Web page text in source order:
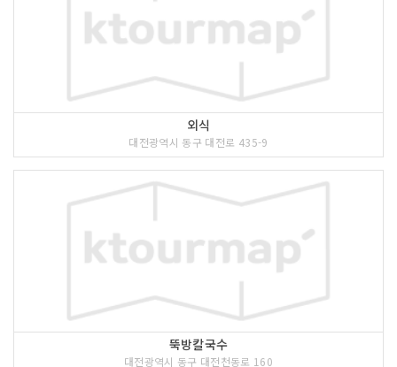
외식
대전광역시 동구 대전로 435-9
뚝방칼국수
대전광역시 동구 대전천동로 160